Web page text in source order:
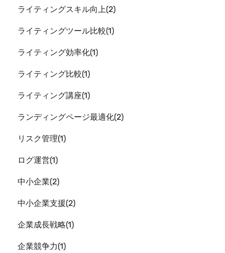
ライティングスキル向上 2
ライティングツール比較 1
ライティング効率化 1
ライティング比較 1
ライティング講座 1
ランディングページ最適化 2
リスク管理 1
ログ運営 1
中小企業 2
中小企業支援 2
企業成長戦略 1
企業競争力 1